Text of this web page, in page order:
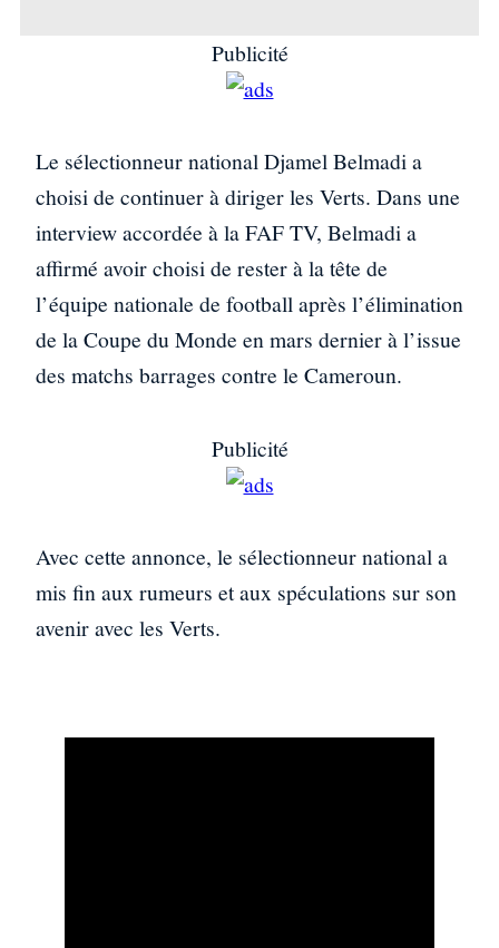
Publicité
Le sélectionneur national Djamel Belmadi a
choisi de continuer à diriger les Verts. Dans une
interview accordée à la FAF TV, Belmadi a
affirmé avoir choisi de rester à la tête de
l’équipe nationale de football après l’élimination
de la Coupe du Monde en mars dernier à l’issue
des matchs barrages contre le Cameroun.
Publicité
Avec cette annonce, le sélectionneur national a
mis fin aux rumeurs et aux spéculations sur son
avenir avec les Verts.